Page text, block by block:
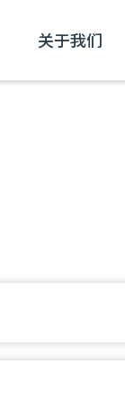
关于我们